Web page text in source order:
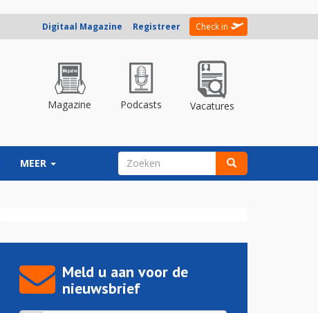
Digitaal Magazine Registreer Check in
Magazine Podcasts Vacatures
MEER ZOEKVELD
Meld u aan voor de
nieuwsbrief